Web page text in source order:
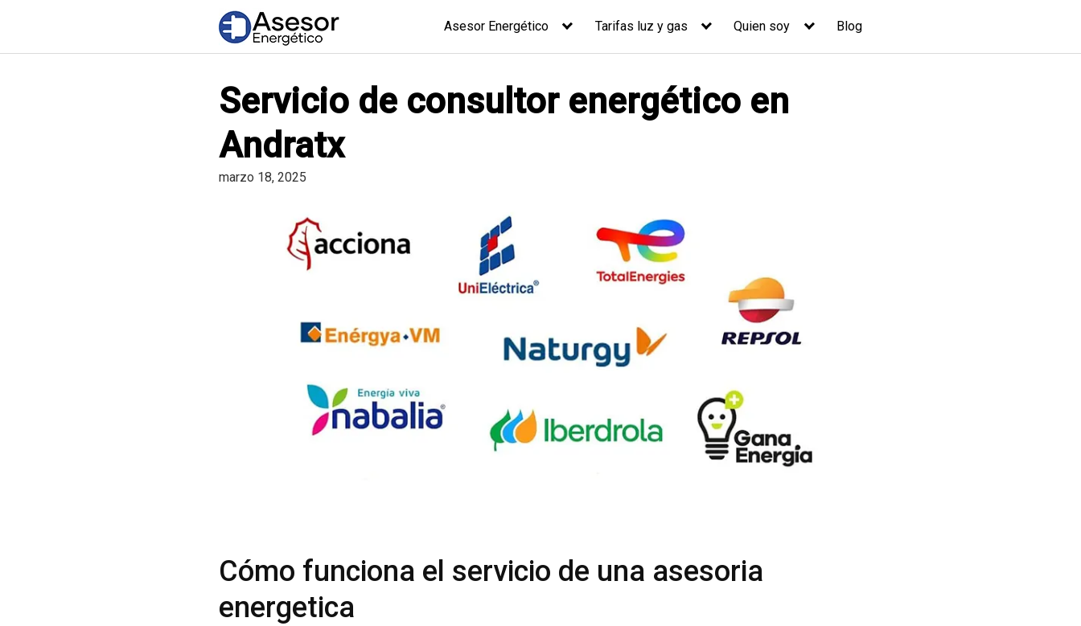
Asesor Energético Tarifas luz y gas Quien soy Blog
Servicio de consultor energético en
Andratx
marzo 18, 2025
Cómo funciona el servicio de una asesoria
energetica